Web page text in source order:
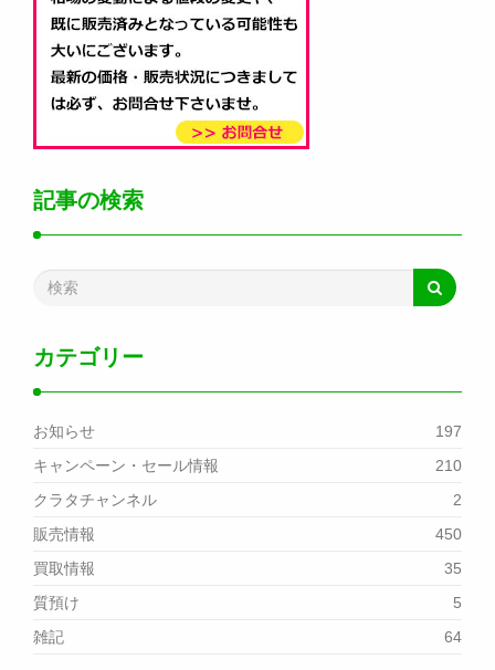
記事の検索
カテゴリー
お知らせ
197
キャンペーン・セール情報
210
クラタチャンネル
2
販売情報
450
買取情報
35
質預け
5
雑記
64